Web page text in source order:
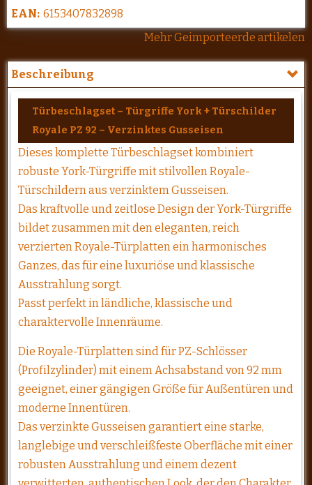
EAN: 6153407832898
Mehr Geimporteerde artikelen
Beschreibung
Türbeschlagset – Türgriffe York + Türschilder
Royale PZ 92 – Verzinktes Gusseisen
Dieses komplette Türbeschlagset kombiniert
robuste York-Türgriffe mit stilvollen Royale-
Türschildern aus verzinktem Gusseisen.
Das kraftvolle und zeitlose Design der York-Türgriffe
bildet zusammen mit den eleganten, reich
verzierten Royale-Türplatten ein harmonisches
Ganzes, das für eine luxuriöse und klassische
Ausstrahlung sorgt.
Passt perfekt in ländliche, klassische und
charaktervolle Innenräume.
Die Royale-Türplatten sind für PZ-Schlösser
(Profilzylinder) mit einem Achsabstand von 92 mm
geeignet, einer gängigen Größe für Außentüren und
moderne Innentüren.
Das verzinkte Gusseisen garantiert eine starke,
langlebige und verschleißfeste Oberfläche mit einer
robusten Ausstrahlung und einem dezent